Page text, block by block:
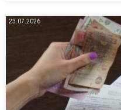
23.07.2026